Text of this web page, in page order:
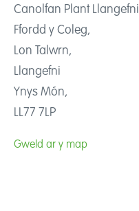
Canolfan Plant Llangefni
Ffordd y Coleg,
Lon Talwrn,
Llangefni
Ynys Món,
LL77 7LP
Gweld ar y map